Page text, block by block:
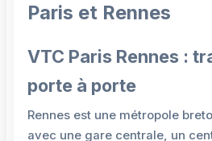
Paris et Rennes
VTC Paris Rennes :
porte à porte
Rennes est une métropole
avec une gare centrale, un